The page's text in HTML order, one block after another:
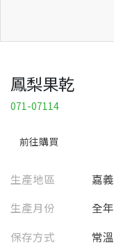
鳳梨果乾
071-07114
前往購買
生產地區
嘉
生產月份
全年
保存方式
常溫